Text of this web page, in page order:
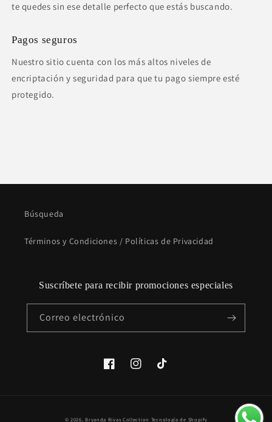
te quedes sin ese detalle perfecto que estás buscando.
Pagos seguros
Nuestro sitio cuenta con los más altos niveles de
encriptación y seguridad para que tu pago siempre esté
protegido.
Búsqueda
Términos y Condiciones / Políticas de Privacidad
Suscríbete para recibir promociones especiales
Correo electrónico
FacebookInstagramTikTok
© 2026,Bryanda Rivas Collection Tecnología de Shopify